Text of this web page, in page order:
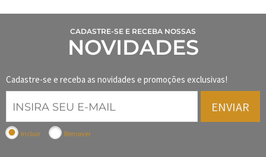
CADASTRE-SE E RECEBA NOSSAS
NOVIDADES
Cadastre-se e receba as novidades e promoções exclusivas!
ENVIAR
Incluir Remover